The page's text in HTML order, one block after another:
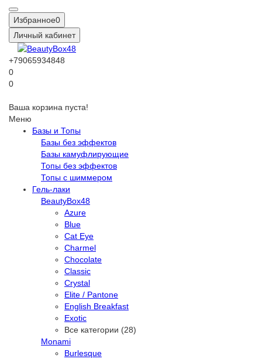
Избранное0
Личный кабинет
+79065934848
0
0
Ваша корзина пуста!
Меню
Базы и Топы
Базы без эффектов
Базы камуфлирующие
Топы без эффектов
Топы с шиммером
Гель-лаки
BeautyBox48
Azure
Blue
Cat Eye
Charmel
Chocolate
Classic
Crystal
Elite / Pantone
English Breakfast
Exotic
Все категории (28)
Monami
Burlesque